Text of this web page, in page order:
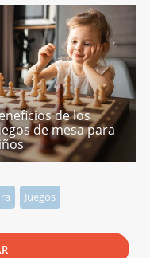
de los
de mesa para
Juegos